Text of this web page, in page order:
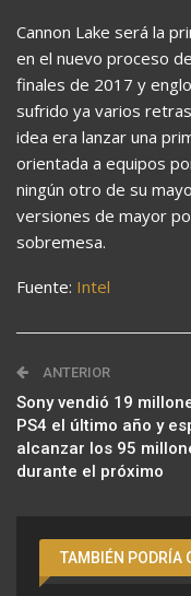
Cannon Lake será la
en el nuevo proceso
finales de 2017 y
sufrido ya varios
idea era lanzar una
orientada a equipos
ningún otro de su
versiones de mayor
sobremesa.
Fuente: Intel
ANTERIOR
Sony vendió 19
PS4 el último año y
alcanzar los 95
durante el próximo
TAMBIÉN PODRÍA